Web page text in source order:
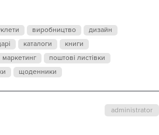
виробництво
дизайн
каталоги
книги
маркетинг
поштові листівки
щоденники
administrator